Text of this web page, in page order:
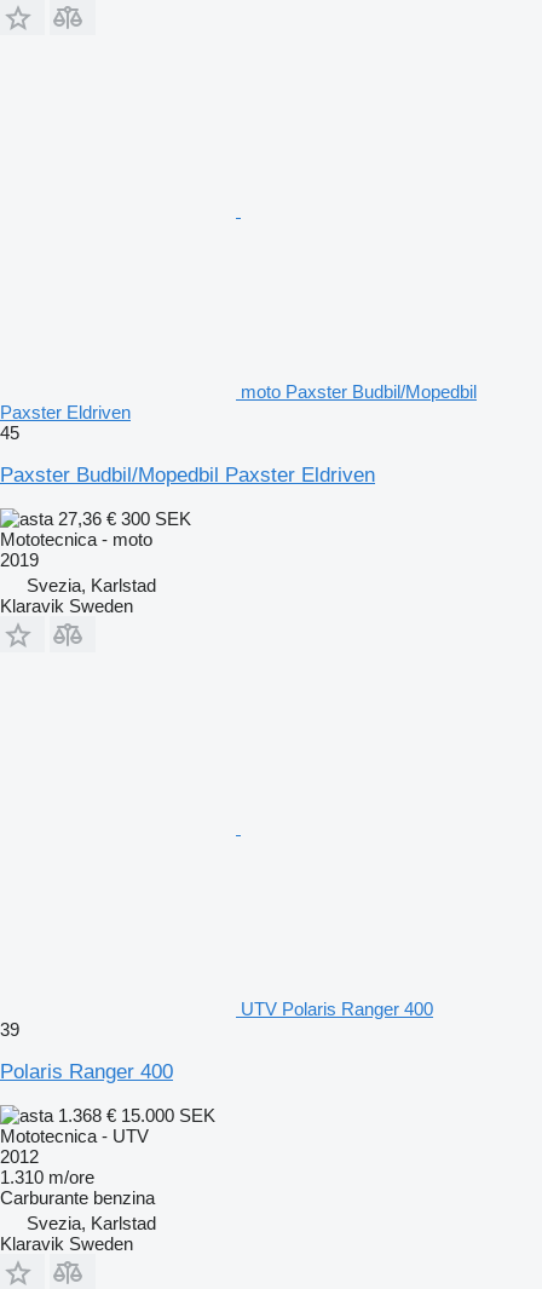
moto Paxster Budbil/Mopedbil
Paxster Eldriven
45
Paxster Budbil/Mopedbil Paxster Eldriven
27,36 € 300 SEK
Mototecnica - moto
2019
Svezia, Karlstad
Klaravik Sweden
UTV Polaris Ranger 400
39
Polaris Ranger 400
1.368 € 15.000 SEK
Mototecnica - UTV
2012
1.310 m/ore
Carburante benzina
Svezia, Karlstad
Klaravik Sweden